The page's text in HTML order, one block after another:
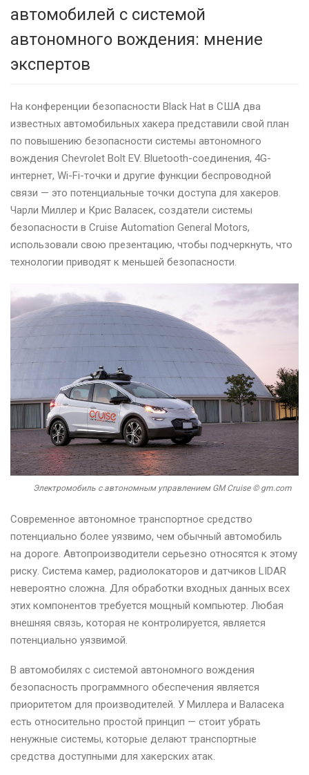
автомобилей с системой
автономного вождения: мнение
экспертов
На конференции безопасности Black Hat в США два
известных автомобильных хакера представили свой план
по повышению безопасности системы автономного
вождения Chevrolet Bolt EV. Bluetooth-соединения, 4G-
интернет, Wi-Fi-точки и другие функции беспроводной
связи — это потенциальные точки доступа для хакеров.
Чарли Миллер и Крис Валасек, создатели системы
безопасности в Cruise Automation General Motors,
использовали свою презентацию, чтобы подчеркнуть, что
технологии приводят к меньшей безопасности.
Электромобиль с автономным управлением GM Cruise © gm.com
Современное автономное транспортное средство
потенциально более уязвимо, чем обычный автомобиль
на дороге. Автопроизводители серьезно относятся к этому
риску. Система камер, радиолокаторов и датчиков LIDAR
невероятно сложна. Для обработки входных данных всех
этих компонентов требуется мощный компьютер. Любая
внешняя связь, которая не контролируется, является
потенциально уязвимой.
В автомобилях с системой автономного вождения
безопасность программного обеспечения является
приоритетом для производителей. У Миллера и Валасека
есть относительно простой принцип — стоит убрать
ненужные системы, которые делают транспортные
средства доступными для хакерских атак.